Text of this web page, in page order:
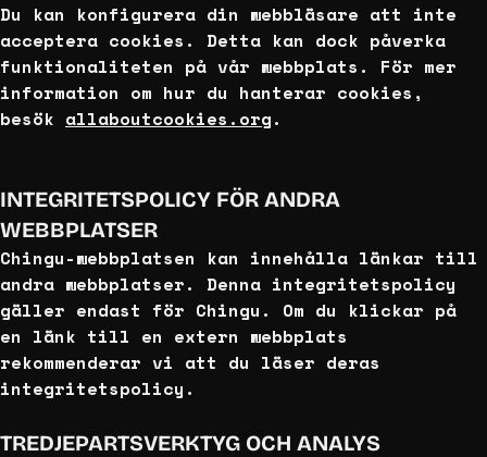
Du kan konfigurera din webbläsare att inte
acceptera cookies. Detta kan dock påverka
funktionaliteten på vår webbplats. För mer
information om hur du hanterar cookies,
besök allaboutcookies.org.
INTEGRITETSPOLICY FÖR ANDRA
WEBBPLATSER
Chingu-webbplatsen kan innehålla länkar till
andra webbplatser. Denna integritetspolicy
gäller endast för Chingu. Om du klickar på
en länk till en extern webbplats
rekommenderar vi att du läser deras
integritetspolicy.
TREDJEPARTSVERKTYG OCH ANALYS